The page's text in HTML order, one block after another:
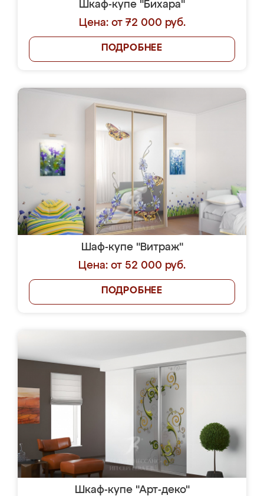
Шкаф-купе "Бихара"
Цена: от 72 000 руб.
ПОДРОБНЕЕ
Шаф-купе "Витраж"
Цена: от 52 000 руб.
ПОДРОБНЕЕ
Шкаф-купе "Арт-деко"